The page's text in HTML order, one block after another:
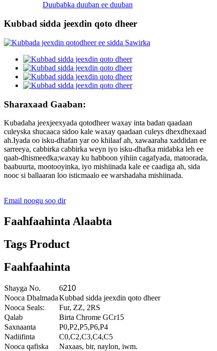
Duubabka duuban ee duuban
Kubbad sidda jeexdin qoto dheer
Sharaxaad Gaaban:
Kubadaha jeexjeexyada qotodheer waxay inta badan qaadaan
culeyska shucaaca sidoo kale waxay qaadaan culeys dhexdhexaad
ah.Iyada oo isku-dhafan yar oo khilaaf ah, xawaaraha xaddidan ee
sarreeya, cabbirka cabbirka weyn iyo isku-dhafka midabka leh ee
qaab-dhismeedka;waxay ku habboon yihiin cagafyada, matoorada,
baabuurta, mootooyinka, iyo mishiinada kale ee caadiga ah, sida
nooc si ballaaran loo isticmaalo ee warshadaha mishiinada.
Email noogu soo dir
Faahfaahinta Alaabta
Tags Product
Faahfaahinta
Shayga No. 6210
Nooca DhalmadaKubbad sidda jeexdin qoto dheer
Nooca Seals:
Fur, ZZ, 2RS
Qalab
Birta Chrome GCr15
Saxnaanta
P0,P2,P5,P6,P4
Nadiifinta
C0,C2,C3,C4,C5
Nooca qafiska
Naxaas, bir, naylon, iwm.